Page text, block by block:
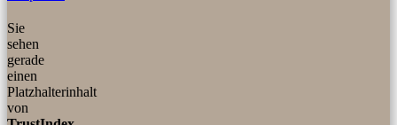
Sie
sehen
gerade
einen
Platzhalterinhalt
von